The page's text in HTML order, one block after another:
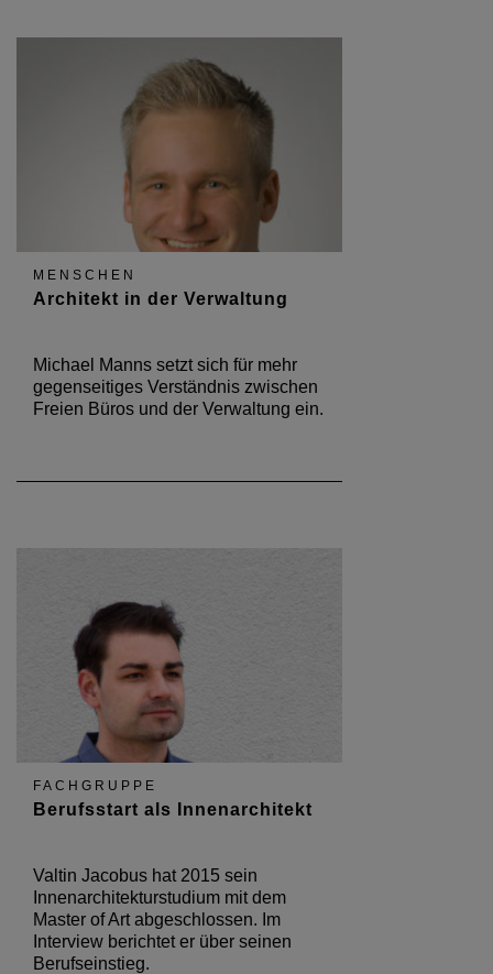
MENSCHEN
Architekt in der Verwaltung
Michael Manns setzt sich für mehr
gegenseitiges Verständnis zwischen
Freien Büros und der Verwaltung ein.
FACHGRUPPE
Berufsstart als Innenarchitekt
Valtin Jacobus hat 2015 sein
Innenarchitekturstudium mit dem
Master of Art abgeschlossen. Im
Interview berichtet er über seinen
Berufseinstieg.